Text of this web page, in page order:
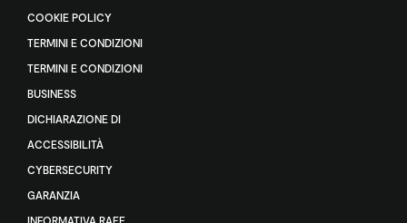
COOKIE POLICY
TERMINI E CONDIZIONI
TERMINI E CONDIZIONI
BUSINESS
DICHIARAZIONE DI
ACCESSIBILITÀ
CYBERSECURITY
GARANZIA
INFORMATIVA RAEE